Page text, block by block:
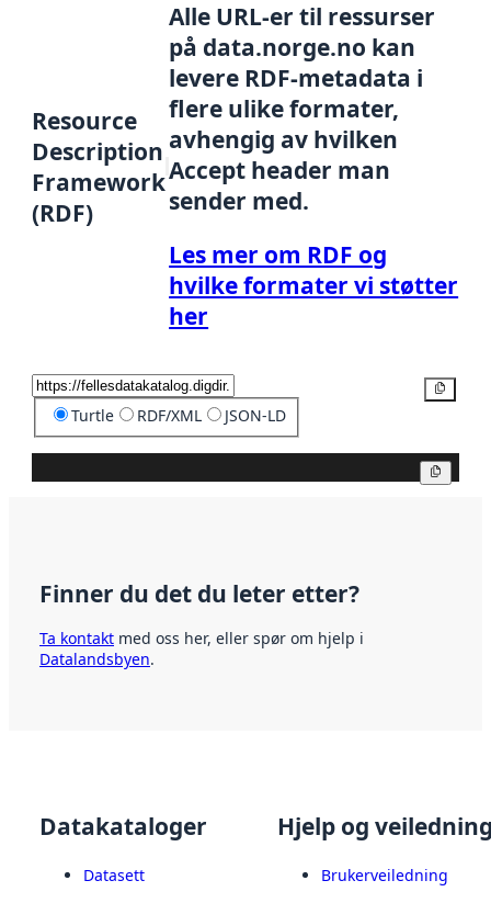
Resource
Description
Framework
(RDF)
Alle URL-er til ressurser
på data.norge.no kan
levere RDF-metadata i
flere ulike formater,
avhengig av hvilken
Accept header man
sender med.
Les mer om RDF og
hvilke formater vi støtter
her
Turtle RDF/XML JSON-LD
Finner du det du leter etter?
Ta kontakt med oss her, eller spør om hjelp i
Datalandsbyen.
Datakataloger
Datasett
Hjelp og
Brukerveiledning